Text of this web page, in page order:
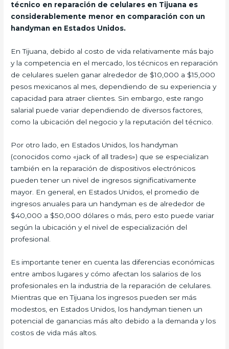
técnico en reparación de celulares en Tijuana es
considerablemente menor en comparación con un
handyman en Estados Unidos.
En Tijuana, debido al costo de vida relativamente más bajo
y la competencia en el mercado, los técnicos en reparación
de celulares suelen ganar alrededor de $10,000 a $15,000
pesos mexicanos al mes, dependiendo de su experiencia y
capacidad para atraer clientes. Sin embargo, este rango
salarial puede variar dependiendo de diversos factores,
como la ubicación del negocio y la reputación del técnico.
Por otro lado, en Estados Unidos, los handyman
(conocidos como «jack of all trades») que se especializan
también en la reparación de dispositivos electrónicos
pueden tener un nivel de ingresos significativamente
mayor. En general, en Estados Unidos, el promedio de
ingresos anuales para un handyman es de alrededor de
$40,000 a $50,000 dólares o más, pero esto puede variar
según la ubicación y el nivel de especialización del
profesional.
Es importante tener en cuenta las diferencias económicas
entre ambos lugares y cómo afectan los salarios de los
profesionales en la industria de la reparación de celulares.
Mientras que en Tijuana los ingresos pueden ser más
modestos, en Estados Unidos, los handyman tienen un
potencial de ganancias más alto debido a la demanda y los
costos de vida más altos.